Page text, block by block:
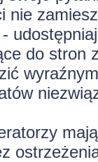
nie
do stron